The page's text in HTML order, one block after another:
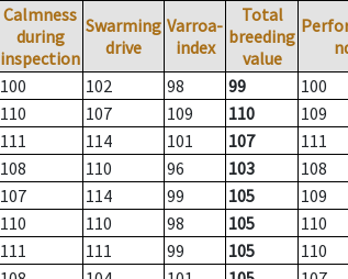
Calmness
during
inspection
Swarming
drive
Varroa-
index
Total
breeding
value
100 102 98 99
100
110 107 109 110
109
111 114 101 107
111
108 110 96 103
108
107 114 99 105
109
110 110 98 105
110
111 111 99 105
110